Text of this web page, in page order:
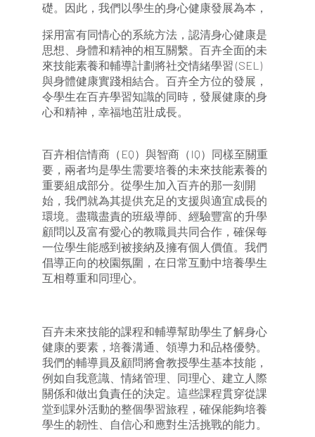
礎。因此，我們以學生的身心健康發展為本，
採用富有同情心的系統方法，認清身心健康是
思想、身體和精神的相互關繫。百卉全面的未
來技能素養和輔導計劃將社交情緒學習 (SEL)
與身體健康實踐相結合。百卉全方位的發展，
令學生在百卉學習知識的同時，發展健康的身
心和精神，幸福地茁壯成長。
百卉相信情商（EQ）與智商（IQ）同樣至關重
要，兩者均是學生需要培養的未來技能素養的
重要組成部分。從學生加入百卉的那一刻開
始，我們就為其提供充足的支援與適宜成長的
環境。盡職盡責的班級導師、經驗豐富的升學
顧問以及富有愛心的教職員共同合作，確保每
一位學生能感到被接納及擁有個人價值。我們
倡導正向的校園氛圍，在日常互動中培養學生
互相尊重和同理心。
百卉未來技能的課程和輔導幫助學生了解身心
健康的要素，培養溝通、領導力和品格優勢。
我們的輔導員及顧問將會教授學生基本技能，
例如自我意識、情緒管理、同理心、建立人際
關係和做出負責任的決定。這些課程貫穿從課
堂到課外活動的整個學習旅程，確保能夠培養
學生的韌性、自信心和應對生活挑戰的能力。